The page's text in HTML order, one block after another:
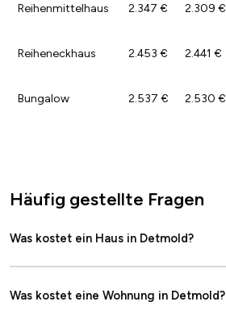
Reihenmittelhaus 2.347 € 2.309 €
Reiheneckhaus 2.453 € 2.441 €
Bungalow 2.537 € 2.530 €
Häufig gestellte Fragen
Was kostet ein Haus in Detmold?
Was kostet eine Wohnung in Detmold?